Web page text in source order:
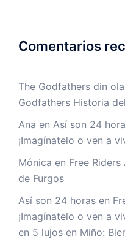
Comentarios
The Godfathers din
Godfathers Historia
Ana en Así son 24
¡Imagínatelo o ven a
Mónica en Free
de Furgos
Así son 24 horas en
¡Imagínatelo o ven a
en 5 lujos en Miño: